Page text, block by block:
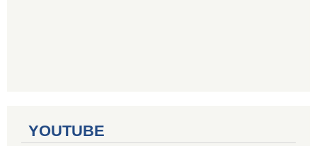
YOUTUBE